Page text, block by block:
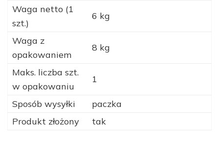
Waga netto (1
szt.)
6 kg
Waga z
opakowaniem
8 kg
Maks. liczba szt.
w opakowaniu
1
Sposób wysyłki
paczka
Produkt złożony
tak